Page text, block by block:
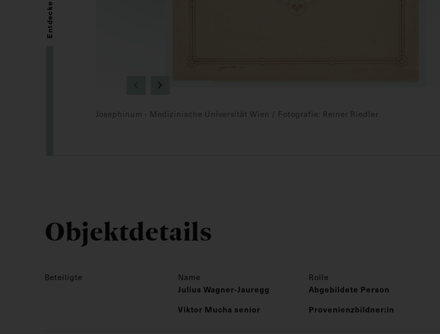
Josephinum - Medizinische Universität Wien / Fotografie: Reiner Riedler
Entdecken
Objektdetails
Beteiligte Name Rolle
Julius Wagner-Jauregg
Abgebildete Person
Viktor Mucha senior
Provenienzbildner:in